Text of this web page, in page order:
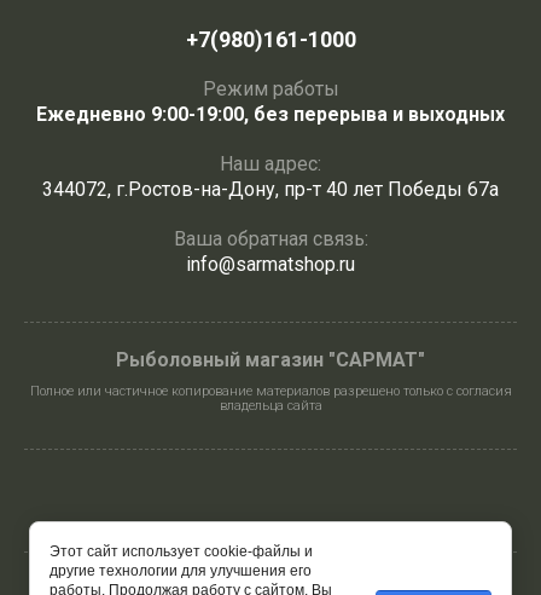
+7(980)161-1000
Режим работы
Ежедневно 9:00-19:00, без перерыва и выходных
Наш адрес:
344072, г.Ростов-на-Дону, пр-т 40 лет Победы 67а
Ваша обратная связь:
info@sarmatshop.ru
Рыболовный магазин "САРМАТ"
Полное или частичное копирование материалов разрешено только с согласия
владельца сайта
Этот сайт использует cookie-файлы и
другие технологии для улучшения его
работы. Продолжая работу с сайтом, Вы